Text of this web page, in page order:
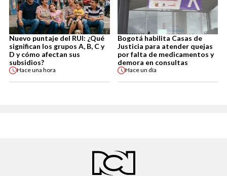
Nuevo puntaje del RUI: ¿Qué
significan los grupos A, B, C y
D y cómo afectan sus
subsidios?
Haceuna hora
Bogotá habilita Casas de
Justicia para atender quejas
por falta de medicamentos y
demora en consultas
Haceun día